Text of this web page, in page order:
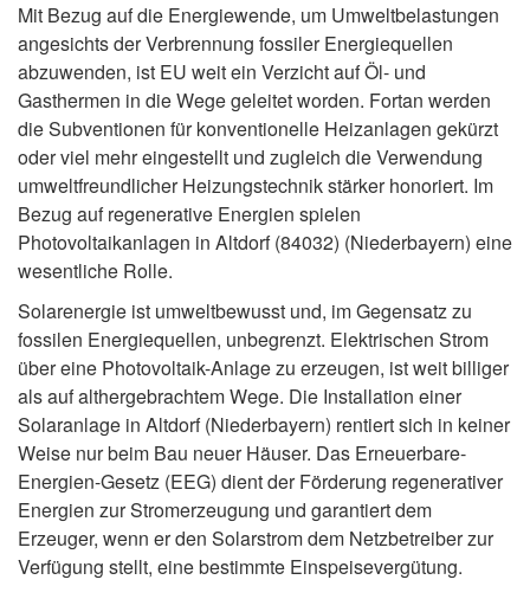
Mit Bezug auf die Energiewende, um Umweltbelastungen
angesichts der Verbrennung fossiler Energiequellen
abzuwenden, ist EU weit ein Verzicht auf Öl- und
Gasthermen in die Wege geleitet worden. Fortan werden
die Subventionen für konventionelle Heizanlagen gekürzt
oder viel mehr eingestellt und zugleich die Verwendung
umweltfreundlicher Heizungstechnik stärker honoriert. Im
Bezug auf regenerative Energien spielen
Photovoltaikanlagen in Altdorf (84032) (Niederbayern) eine
wesentliche Rolle.
Solarenergie ist umweltbewusst und, im Gegensatz zu
fossilen Energiequellen, unbegrenzt. Elektrischen Strom
über eine Photovoltaik-Anlage zu erzeugen, ist weit billiger
als auf althergebrachtem Wege. Die Installation einer
Solaranlage in Altdorf (Niederbayern) rentiert sich in keiner
Weise nur beim Bau neuer Häuser. Das Erneuerbare-
Energien-Gesetz (EEG) dient der Förderung regenerativer
Energien zur Stromerzeugung und garantiert dem
Erzeuger, wenn er den Solarstrom dem Netzbetreiber zur
Verfügung stellt, eine bestimmte Einspeisevergütung.